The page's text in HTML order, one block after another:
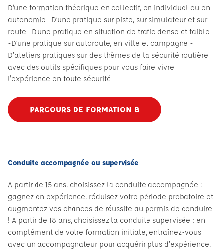
D’une formation théorique en collectif, en individuel ou en
autonomie -D’une pratique sur piste, sur simulateur et sur
route -D’une pratique en situation de trafic dense et faible
-D’une pratique sur autoroute, en ville et campagne -
D’ateliers pratiques sur des thèmes de la sécurité routière
avec des outils spécifiques pour vous faire vivre
l'expérience en toute sécurité
PARCOURS DE FORMATION B
Conduite accompagnée ou supervisée
A partir de 15 ans, choisissez la conduite accompagnée :
gagnez en expérience, réduisez votre période probatoire et
augmentez vos chances de réussite au permis de conduire
! A partir de 18 ans, choisissez la conduite supervisée : en
complément de votre formation initiale, entraînez-vous
avec un accompagnateur pour acquérir plus d’expérience.